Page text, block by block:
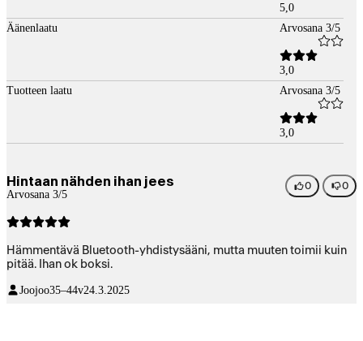
5,0
Äänenlaatu
Arvosana 3/5
3,0
Tuotteen laatu
Arvosana 3/5
3,0
Hintaan nähden ihan jees
Arvosana 3/5
0 0
Hämmentävä Bluetooth-yhdistysääni, mutta muuten toimii kuin
pitää. Ihan ok boksi.
Joojoo35–44v24.3.2025